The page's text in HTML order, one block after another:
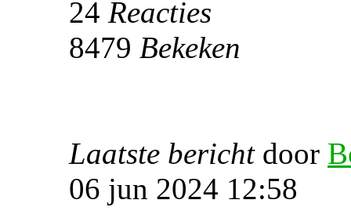
24 Reacties
8479 Bekeken
Laatste bericht door
06 jun 2024 12:58